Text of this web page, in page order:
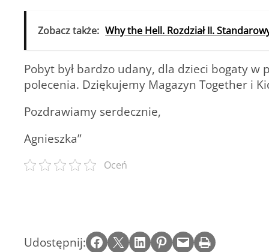
Zobacz także: Why the Hell. Rozdział II.
Pobyt był bardzo udany, dla dzieci bogaty w
polecenia. Dziękujemy Magazyn Together i
Pozdrawiamy serdecznie,
Agnieszka”
Oceń
Udostępnij: Share on Facebook Email this Page Share on LinkedIn Share on Pinterest Email this Page Print this Page